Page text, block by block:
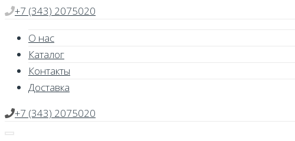
+7 (343) 2075020
О нас
Каталог
Контакты
Доставка
+7 (343) 2075020